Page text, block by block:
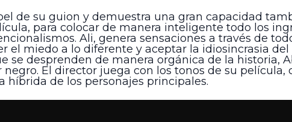
de su guion y demuestra una gran capacidad
para colocar de manera inteligente todo los
Ali, genera sensaciones a través de
el miedo a lo diferente y aceptar la idiosincrasia
se desprenden de manera orgánica de la historia,
El director juega con los tonos de su
híbrida de los personajes principales.